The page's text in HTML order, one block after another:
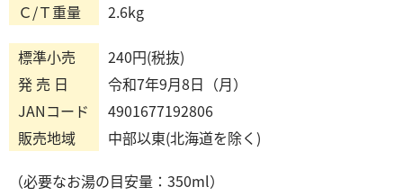
Ｃ/Ｔ重量
2.6kg
標準小売
240円(税抜)
発 売 日
令和7年9月8日（月）
JANコード
4901677192806
販売地域
中部以東(北海道を除く)
（必要なお湯の目安量：350ml）